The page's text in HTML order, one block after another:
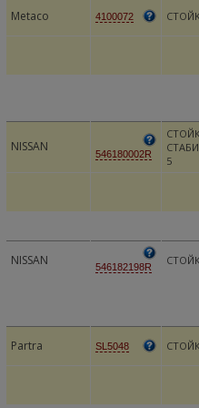
Metaco 4100072
NISSAN 546180002R
5
NISSAN 546182198R
Partra SL5048